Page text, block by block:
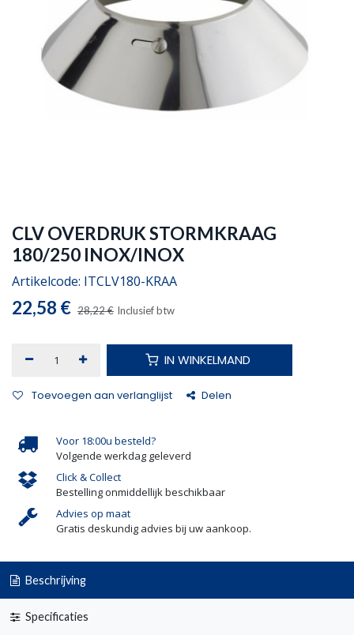
CLV OVERDRUK STORMKRAAG
180/250 INOX/INOX
Artikelcode: ITCLV180-KRAA
22,58 € 28,22€ Inclusief btw
IN WINKELMAND
Toevoegen aan verlanglijst Delen
Voor 18:00u besteld?
Volgende werkdag geleverd
Click & Collect
Bestelling onmiddellijk beschikbaar
Advies op maat
Gratis deskundig advies bij uw aankoop.
Beschrijving
Specificaties